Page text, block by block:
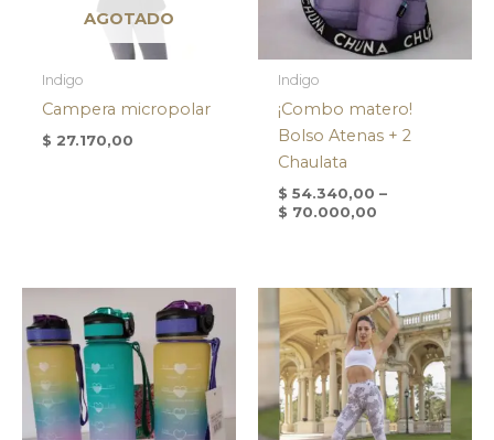
AGOTADO
Indigo
Campera micropolar
$ 27.170,00
Indigo
¡Combo matero!
Bolso Atenas + 2
Chaulata
$ 54.340,00 –
$ 70.000,00